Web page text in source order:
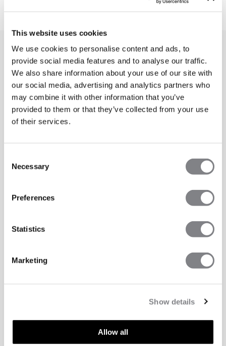
This website uses cookies
We use cookies to personalise content and ads, to
provide social media features and to analyse our traffic.
We also share information about your use of our site with
our social media, advertising and analytics partners who
may combine it with other information that you’ve
provided to them or that they’ve collected from your use
of their services.
Selection
Necessary
Preferences
Statistics
Marketing
Show details
Allow all
TEKNISKE EGENSKAPER